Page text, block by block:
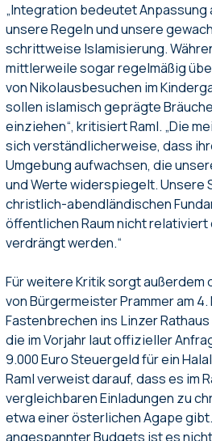
„Integration bedeutet Anpassung
unsere Regeln und unsere
schrittweise Islamisierung.
mittlerweile sogar regelmäßig
von Nikolausbesuchen im
sollen islamisch geprägte
einziehen“, kritisiert Raml. „Die
sich verständlicherweise, dass
Umgebung aufwachsen, die
und Werte widerspiegelt. Unsere
christlich-abendländischen
öffentlichen Raum nicht
verdrängt werden.“
Für weitere Kritik sorgt außerdem
von Bürgermeister Prammer am
Fastenbrechen ins Linzer
die im Vorjahr laut offizieller
9.000 Euro Steuergeld für ein
Raml verweist darauf, dass es im
vergleichbaren Einladungen zu
etwa einer österlichen Agape
angespannter Budgets ist es